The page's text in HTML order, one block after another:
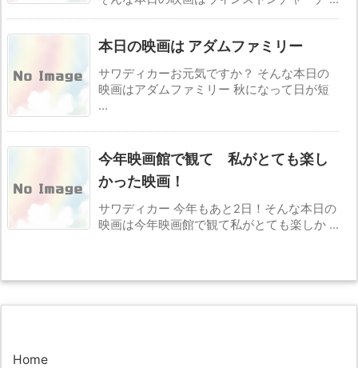
本日の映画は アダムファミリー
サワディカーお元気ですか？ そんな本日の
映画はアダムファミリー 秋になって日が短
...
今年映画館で観て 私がとても楽し
かった映画！
サワディカー 今年もあと2日！そんな本日の
映画は今年映画館で観て私がとても楽しか ...
Home